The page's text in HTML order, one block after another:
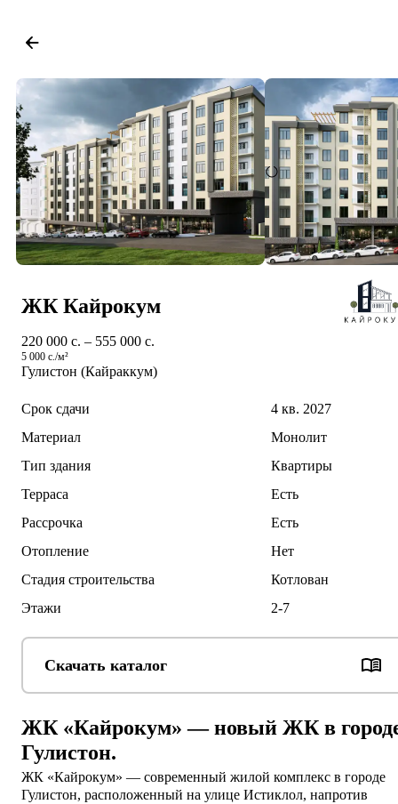
ЖК Кайрокум
220 000 c. – 555 000 c.
5 000 c./м²
Гулистон (Кайраккум)
Срок сдачи
4 кв. 2027
Материал
Монолит
Тип здания
Квартиры
Терраса
Есть
Рассрочка
Есть
Отопление
Нет
Стадия строительства
Котлован
Этажи
2-7
Скачать каталог
ЖК «Кайрокум» — новый ЖК в
Гулистон.
ЖК «Кайрокум» — современный жилой комплекс в городе
Гулистон, расположенный на улице Истиклол, напротив